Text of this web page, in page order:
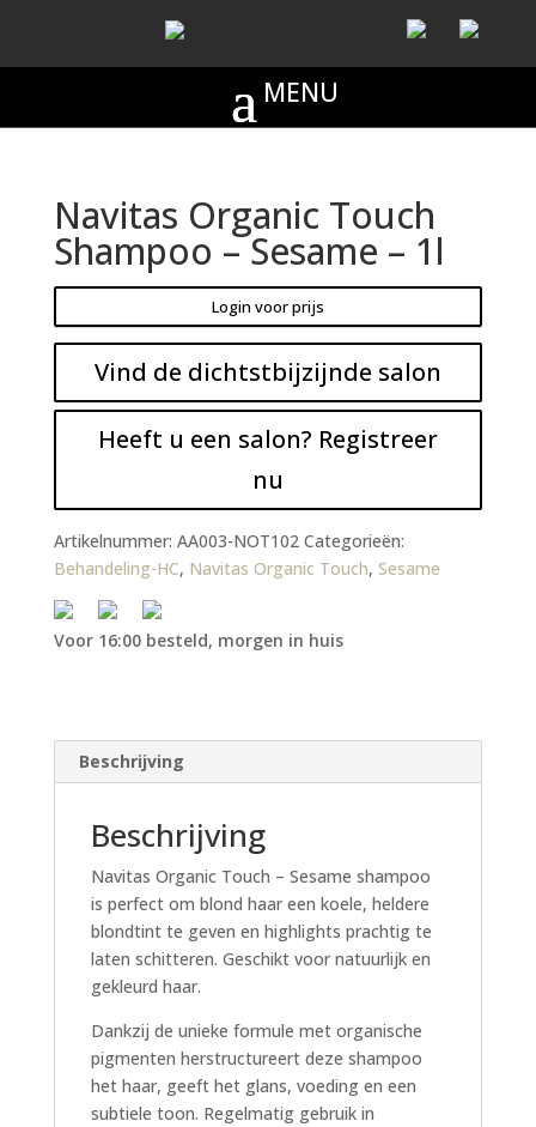
Navitas Organic Touch
Shampoo – Sesame – 1l
Login voor prijs
Vind de dichtstbijzijnde salon
Heeft u een salon? Registreer
nu
Artikelnummer: AA003-NOT102 Categorieën:
Behandeling-HC, Navitas Organic Touch, Sesame
Voor 16:00 besteld, morgen in huis
Beschrijving
Beschrijving
Navitas Organic Touch – Sesame shampoo
is perfect om blond haar een koele, heldere
blondtint te geven en highlights prachtig te
laten schitteren. Geschikt voor natuurlijk en
gekleurd haar.
Dankzij de unieke formule met organische
pigmenten herstructureert deze shampoo
het haar, geeft het glans, voeding en een
subtiele toon. Regelmatig gebruik in